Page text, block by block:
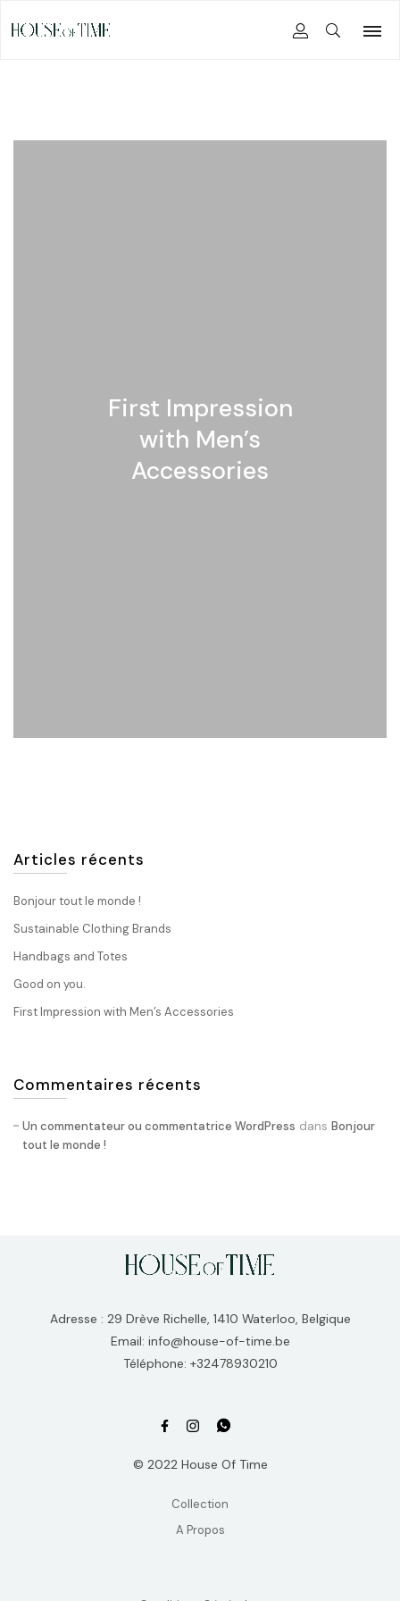
First Impression
with Men’s
Accessories
Articles récents
Bonjour tout le monde !
Sustainable Clothing Brands
Handbags and Totes
Good on you.
First Impression with Men’s Accessories
Commentaires récents
Un commentateur ou commentatrice WordPress dans Bonjour
tout le monde !
Adresse : 29 Drève Richelle, 1410 Waterloo, Belgique
Email: info@house-of-time.be
Téléphone: +32478930210
© 2022 House Of Time
Collection
A Propos